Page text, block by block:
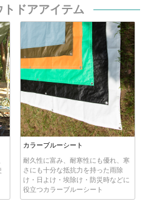
トドアアイテム
カラーブルーシート
耐久性に富み、耐寒性にも優れ、寒
さにも十分な抵抗力を持った雨除
け・日よけ・埃除け・防災時などに
役立つカラーブルーシート